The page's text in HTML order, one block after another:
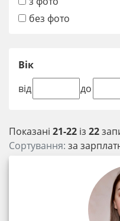
Показані 21-22 із 22
Сортування: за
без фото
Вік
від
до